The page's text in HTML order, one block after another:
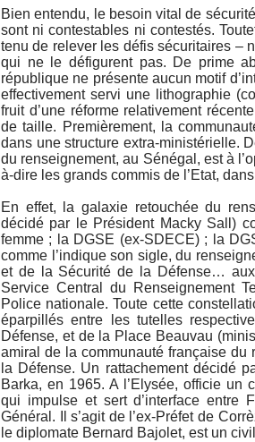
Bien entendu, le besoin vital de
sont ni contestables ni contestés.
tenu de relever les défis sécuritaires –
qui ne le défigurent pas. De prime
république ne présente aucun motif
effectivement servi une lithographie
fruit d’une réforme relativement
de taille. Premièrement, la
dans une structure extra-ministérielle.
du renseignement, au Sénégal, est à
à-dire les grands commis de l’Etat,
En effet, la galaxie retouchée du
décidé par le Président Macky Sall)
femme ; la DGSE (ex-SDECE) ; la
comme l’indique son sigle, du
et de la Sécurité de la Défense…
Service Central du Renseignement
Police nationale. Toute cette
éparpillés entre les tutelles
Défense, et de la Place Beauvau
amiral de la communauté française du
la Défense. Un rattachement décidé
Barka, en 1965. A l’Elysée, officie un
qui impulse et sert d’interface entre
Général. Il s’agit de l’ex-Préfet de
le diplomate Bernard Bajolet, est un